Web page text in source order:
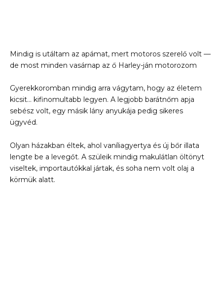
Mindig is utáltam az apámat, mert motoros szerelő volt —
de most minden vasárnap az ő Harley-ján motorozom
Gyerekkoromban mindig arra vágytam, hogy az életem
kicsit… kifinomultabb legyen. A legjobb barátnőm apja
sebész volt, egy másik lány anyukája pedig sikeres
ügyvéd.
Olyan házakban éltek, ahol vaníliagyertya és új bőr illata
lengte be a levegőt. A szüleik mindig makulátlan öltönyt
viseltek, importautókkal jártak, és soha nem volt olaj a
körmük alatt.